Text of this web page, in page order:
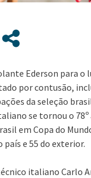
Ederson para o
por contusão,
da seleção
se tornou o
em Copa do
país e 55 do exterior.
italiano Carlo